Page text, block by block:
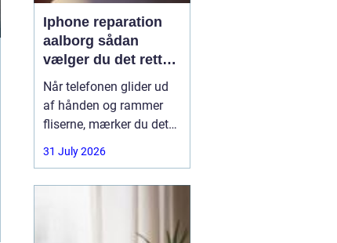
Iphone reparation
aalborg sådan
vælger du det rette
værksted
Når telefonen glider ud
af hånden og rammer
fliserne, mærker du det
med det samme.
Skærmen splintrer, lyden
mobilen helt central i
31 July 2026